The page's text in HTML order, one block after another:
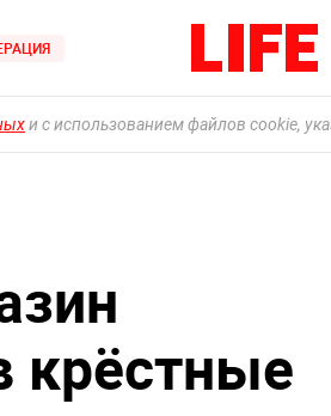
и с использованием файлов cookie,
крёстные